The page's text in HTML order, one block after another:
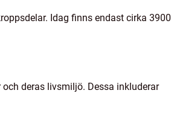
Idag finns endast cirka 3900
deras livsmiljö. Dessa inkluderar